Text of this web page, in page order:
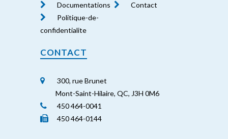
Documentations
Contact
Politique-de-
confidentialite
CONTACT
300, rue Brunet
Mont-Saint-Hilaire, QC, J3H 0M6
450 464-0041
450 464-0144